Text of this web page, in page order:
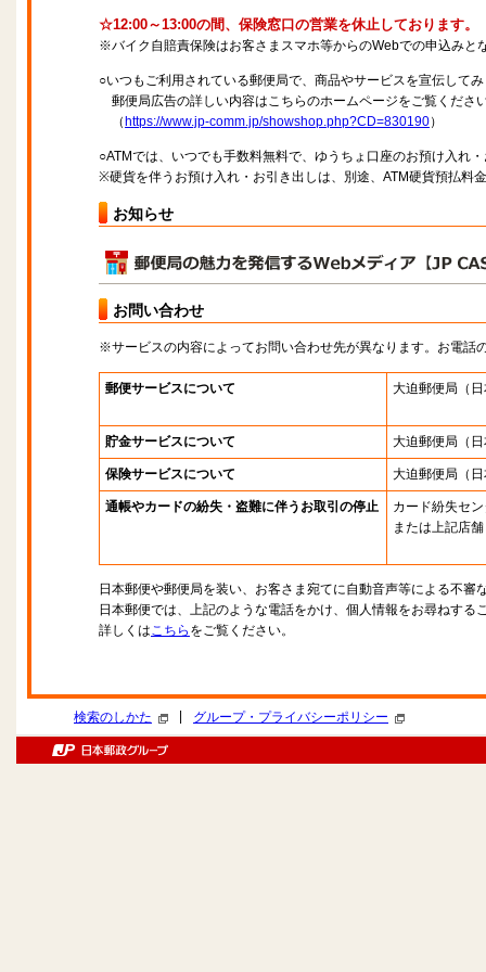
☆12:00～13:00の間、保険窓口の営業を休止しております。
※バイク自賠責保険はお客さまスマホ等からのWebでの申込みと
○いつもご利用されている郵便局で、商品やサービスを宣伝して
郵便局広告の詳しい内容はこちらのホームページをご覧くださ
（ https://www.jp-comm.jp/showshop.php?CD=830190）
○ATMでは、いつでも手数料無料で、ゆうちょ口座のお預け入れ
※硬貨を伴うお預け入れ・お引き出しは、別途、ATM硬貨預払料
お知らせ
お問い合わせ
※サービスの内容によってお問い合わせ先が異なります。お電話
郵便サービスについて 大迫郵便局 （
貯金サービスについて 大迫郵便局 （
保険サービスについて 大迫郵便局 （
通帳やカードの紛失・盗難に伴うお取引の停止
カード紛失セ
または上記店舗
日本郵便や郵便局を装い、お客さま宛てに自動音声等による不審
日本郵便では、上記のような電話をかけ、個人情報をお尋ねする
詳しくはこちら をご覧ください。
検索のしかた グループ・プライバシーポリシー